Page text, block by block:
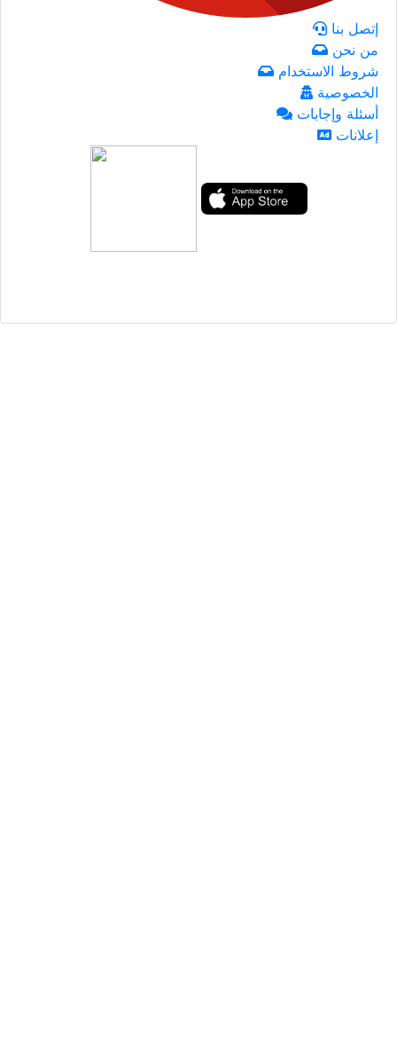
إتصل بنا
من نحن
شروط الاستخدام
الخصوصية
أسئلة وإجابات
إعلانات